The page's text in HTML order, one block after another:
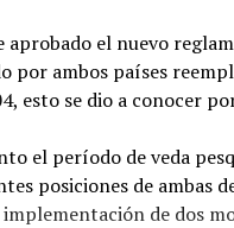
aprobado el nuevo
por ambos países
esto se dio a conocer
el período de veda
posiciones de ambas
de dos